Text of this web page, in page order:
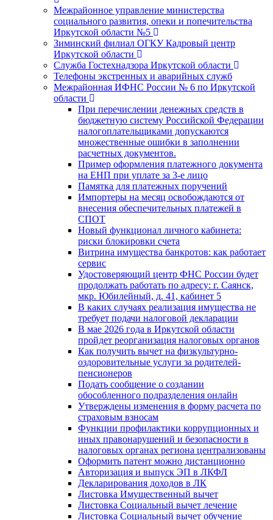
Межрайонное управление министерства
социального развития, опеки и попечительства
Иркутской области №5
Зиминский филиал ОГКУ Кадровый центр
Иркутской области
Служба Гостехнадзора Иркутской области
Телефоны экстренных и аварийных служб
Межрайонная ИФНС России № 6 по Иркутской
области
При перечислении денежных средств в
бюджетную систему Российской Федерации
налогоплательщиками допускаются
множественные ошибки в заполнении
расчетных документов.
Пример оформления платежного документа
на ЕНП при уплате за 3-е лицо
Памятка для платежных поручений
Импортеры на месяц освобождаются от
внесения обеспечительных платежей в
СПОТ
Новый функционал личного кабинета:
риски блокировки счета
Витрина имущества банкротов: как работает
сервис
Удостоверяющий центр ФНС России будет
продолжать работать по адресу: г. Саянск,
мкр. Юбилейный, д. 41, кабинет 5
В каких случаях реализация имущества не
требует подачи налоговой декларации
В мае 2026 года в Иркутской области
пройдет реорганизация налоговых органов
Как получить вычет на физкультурно-
оздоровительные услуги за родителей-
пенсионеров
Подать сообщение о создании
обособленного подразделения онлайн
Утверждены изменения в форму расчета по
страховым взносам
Функции профилактики коррупционных и
иных правонарушений и безопасности в
налоговых органах региона централизованы
Оформить патент можно дистанционно
Авторизация и выпуск ЭП в ЛКФЛ
Декларирования доходов в ЛК
Листовка Имущественный вычет
Листовка Социальный вычет лечение
Листовка Социальный вычет обучение